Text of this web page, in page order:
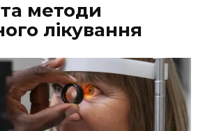
методи
лікування